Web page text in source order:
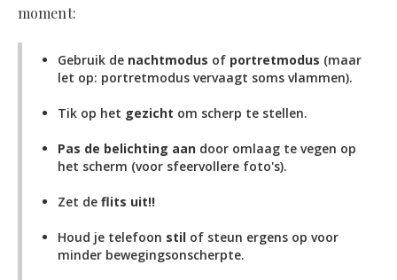
moment:
Gebruik de nachtmodus of portretmodus (maar
let op: portretmodus vervaagt soms vlammen).
Tik op het gezicht om scherp te stellen.
Pas de belichting aan door omlaag te vegen op
het scherm (voor sfeervollere foto's).
Zet de flits uit!!
Houd je telefoon stil of steun ergens op voor
minder bewegingsonscherpte.